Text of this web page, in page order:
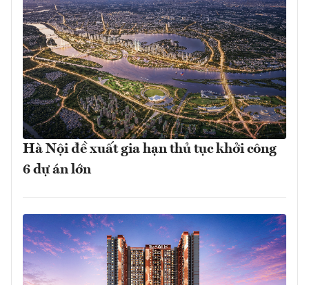
Hà Nội đề xuất gia hạn thủ tục khởi công
6 dự án lớn